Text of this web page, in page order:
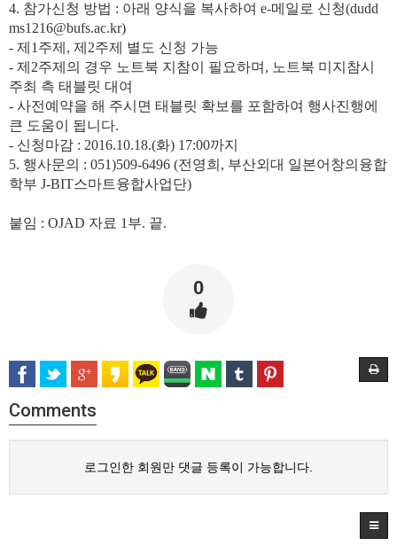
4. 참가신청 방법 : 아래 양식을 복사하여 e-메일로 신청(dudd
ms1216@bufs.ac.kr)
- 제 1 주제 , 제 2주제 별도 신청 가능
- 제 2주제의 경우 노트북 지참이 필요하며 , 노트북 미지참시
주최 측 태블릿 대여
- 사전예약을 해 주시면 태블릿 확보를 포함하여 행사진행에
큰 도움이 됩니다.
- 신청마감 : 2016.10.18.(화) 17:00까지
5. 행사문의 : 051)509-6496 (전영희 , 부산외대 일본어창의융합
학부 J-BIT스마트융합사업단)
붙임 : OJAD 자료 1 부. 끝.
0
Comments
로그인한 회원만 댓글 등록이 가능합니다.